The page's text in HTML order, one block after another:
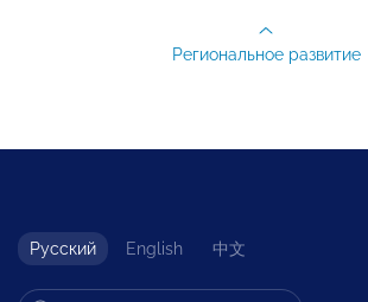
Региональное развитие
Русский English 中文